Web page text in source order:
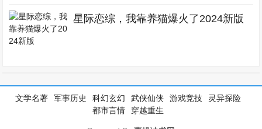
星际恋综，我靠养猫爆火了2024新版
文学名著 军事历史 科幻玄幻 武侠仙侠 游戏竞技
灵异探险
都市言情
穿越重生